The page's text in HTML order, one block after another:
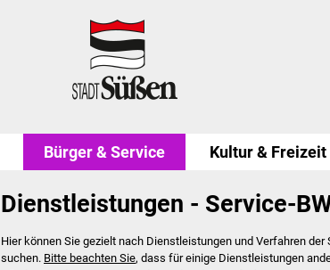
Bürger & Service Kultur & Freizeit
Dienstleistungen - Service-
Hier können Sie gezielt nach Dienstleistungen und Verfahren der
suchen. Bitte beachten Sie, dass für einige Dienstleistungen